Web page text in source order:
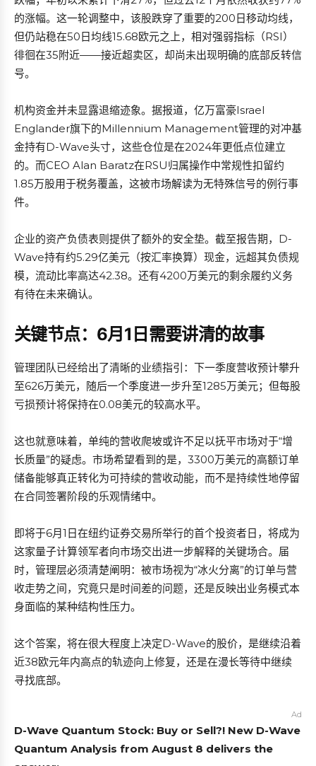
的涨幅。这一轮调整中，该股跌穿了重要的200日移动均线，
但仍站稳在50日均线15.68欧元之上，相对强弱指标（RSI）
徘徊在35附近——接近超卖区，却尚未出现明确的底部反转信
号。
机构资金并未显露退缩迹象。据报道，亿万富豪Israel
Englander旗下的Millennium Management管理的对冲基
金持有D-Wave头寸，这些仓位是在2024年更低点位建立
的。而CEO Alan Baratz在RSU归属操作中常规性扣留约
1.85万股用于税务覆盖，这被市场解读为无特殊信号的例行事
件。
企业的资产负债表则提供了额外的安全垫。截至报告期，D-
Wave持有约5.29亿美元（按汇率换算）现金，远超其负债规
模，流动比率高达42.38。还有4200万美元的剩余履约义务
有待在未来确认。
关键节点：6月1日需要讲清的故事
管理团队已经给出了清晰的业绩指引：下一季度营收预计攀升
至626万美元，随后一个季度进一步升至1285万美元；但每股
亏损预计将保持在0.08美元的较高水平。
这也就意味着，单纯的营收爬坡或许不足以抚平市场对于“增
长质量”的疑虑。市场希望看到的是，3300万美元的高额订单
储备能够真正转化为可持续的营收动能，而不是持续性地停留
在合同签署阶段的乐观情绪中。
即将于6月1日在纽约证券交易所举行的首个投资者日，将成为
这家量子计算领军者向市场交出进一步解释的关键场合。届
时，管理层必须清楚阐明：被市场视为“冰火分离”的订单与营
收走势之间，究竟只是时间差的问题，还是反映出业务模式本
身面临的某种结构性压力。
这个答案，将在很大程度上决定D-Wave的股价，是继续沿着
近38欧元年内高点的轨迹向上修复，还是在漫长等待中继续
寻找底部。
Ad
D-Wave Quantum Stock: Buy or Sell?! New D-Wave
Quantum Analysis from August 8 delivers the